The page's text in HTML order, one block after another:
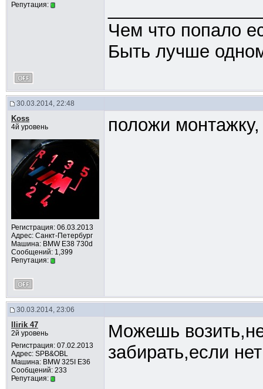
Репутация:
Чем что попало
Быть лучше
30.03.2014, 22:48
Koss
4й уровень
Регистрация: 06.03.2013
Адрес: Санкт-Петербург
Машина: BMW E38 730d
Сообщений: 1,399
Репутация:
положи
30.03.2014, 23:06
llirik 47
2й уровень
Регистрация: 07.02.2013
Адрес: SPB&OBL
Машина: BMW 325I E36
Сообщений: 233
Репутация:
Можешь
забирать,если